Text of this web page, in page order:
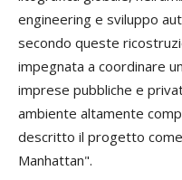
engineering e sviluppo
secondo queste
impegnata a coordinare
imprese pubbliche e
ambiente altamente
descritto il progetto
Manhattan".